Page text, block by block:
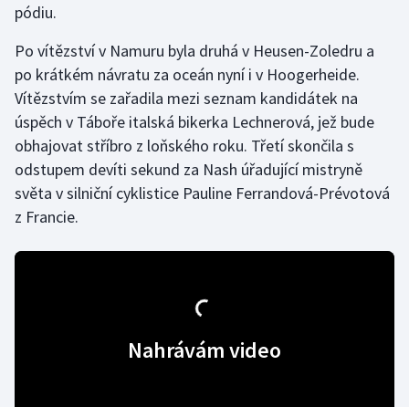
Lyže a snowboard
Moderní pětiboj
Motorsport
Olympijské hry
Parasport
pódiu.
Po vítězství v Namuru byla druhá v Heusen-Zoledru a
po krátkém návratu za oceán nyní i v Hoogerheide.
Vítězstvím se zařadila mezi seznam kandidátek na
úspěch v Táboře italská bikerka Lechnerová, jež bude
obhajovat stříbro z loňského roku. Třetí skončila s
odstupem devíti sekund za Nash úřadující mistryně
světa v silniční cyklistice Pauline Ferrandová-Prévotová
z Francie.
Nahrávám video